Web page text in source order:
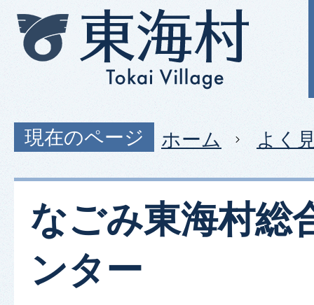
現在のページ ホーム よく
なごみ東海村総
ンター